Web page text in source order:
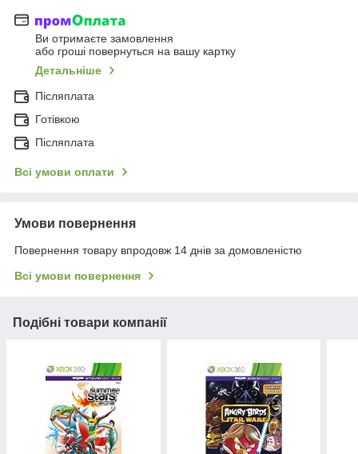
Ви отримаєте замовлення
або гроші повернуться на вашу картку
Детальніше
Післяплата
Готівкою
Післяплата
Всі умови оплати
Умови повернення
Повернення товару впродовж 14 днів за домовленістю
Всі умови повернення
Подібні товари компанії